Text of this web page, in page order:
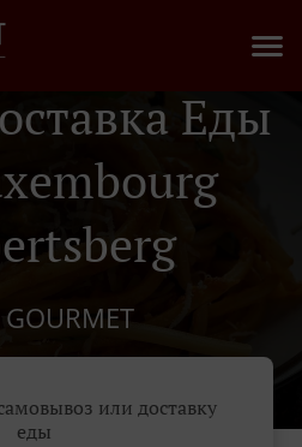
Еды
GOURMET
или доставку
еды